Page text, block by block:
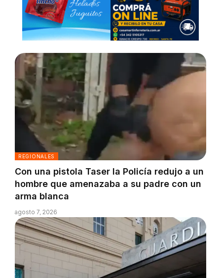
REGIONALES
Con una pistola Taser la Policía redujo a un
hombre que amenazaba a su padre con un
arma blanca
agosto 7, 2026